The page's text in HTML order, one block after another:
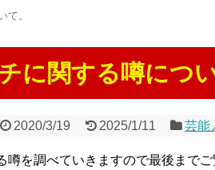
て。
に関する噂につい
2020/3/19 2025/1/11 芸能
噂を調べていきますので最後まで